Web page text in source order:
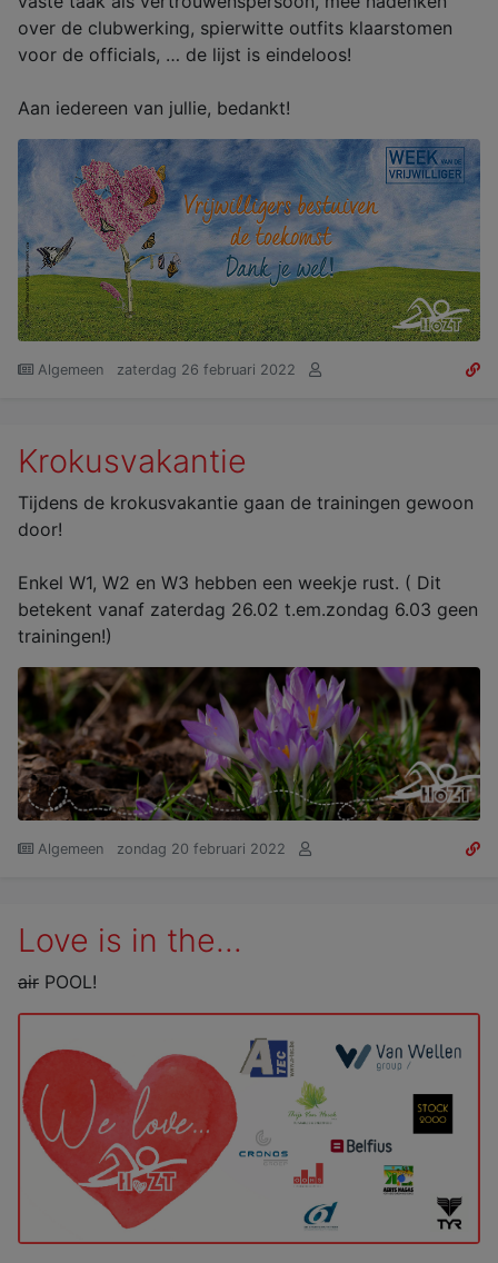
over de clubwerking, spierwitte outfits klaarstomen
voor de officials, … de lijst is eindeloos!
Aan iedereen van jullie, bedankt!
Algemeen zaterdag 26 februari 2022
Krokusvakantie
Tijdens de krokusvakantie gaan de trainingen gewoon
door!
Enkel W1, W2 en W3 hebben een weekje rust. ( Dit
betekent vanaf zaterdag 26.02 t.em.zondag 6.03 geen
trainingen!)
Algemeen zondag 20 februari 2022
Love is in the...
air POOL!